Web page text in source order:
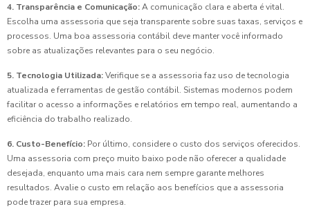
4. Transparência e Comunicação:A comunicação clara e aberta é vital.
Escolha uma assessoria que seja transparente sobre suas taxas, serviços e
processos. Uma boa assessoria contábil deve manter você informado
sobre as atualizações relevantes para o seu negócio.
5. Tecnologia Utilizada:Verifique se a assessoria faz uso de tecnologia
atualizada e ferramentas de gestão contábil. Sistemas modernos podem
facilitar o acesso a informações e relatórios em tempo real, aumentando a
eficiência do trabalho realizado.
6. Custo-Benefício: Por último, considere o custo dos serviços oferecidos.
Uma assessoria com preço muito baixo pode não oferecer a qualidade
desejada, enquanto uma mais cara nem sempre garante melhores
resultados. Avalie o custo em relação aos benefícios que a assessoria
pode trazer para sua empresa.